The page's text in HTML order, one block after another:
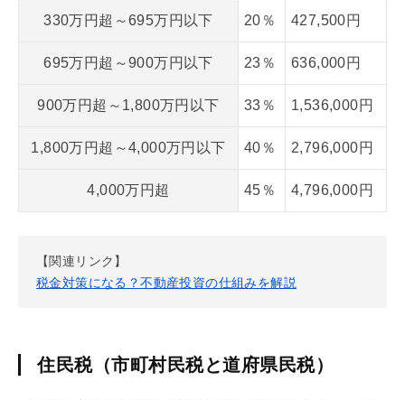
330万円超～695万円以下 20％ 427,500円
695万円超～900万円以下 23％ 636,000円
900万円超～1,800万円以下 33％ 1,536,000円
1,800万円超～4,000万円以下 40％ 2,796,000円
4,000万円超 45％ 4,796,000円
【関連リンク】
税金対策になる？不動産投資の仕組みを解説
住民税（市町村民税と道府県民税）